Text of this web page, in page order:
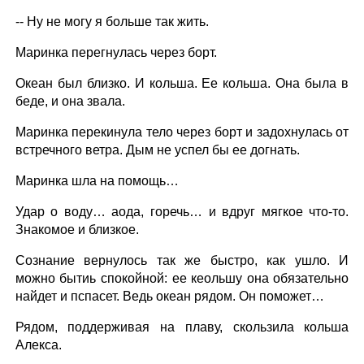
-- Ну не могу я больше так жить.
Маринка перегнулась через борт.
Океан был близко. И кольша. Ее кольша. Она была в
беде, и она звала.
Маринка перекинула тело через борт и задохнулась от
встречного ветра. Дым не успел бы ее догнать.
Маринка шла на помощь…
Удар о воду… аода, горечь… и вдруг мягкое что-то.
Знакомое и близкое.
Сознание вернулось так же быстро, как ушло. И
можно бытиь спокойной: ее кеольшу она обязательно
найдет и пспасет. Ведь океан рядом. Он поможет…
Рядом, поддерживая на плаву, скользила кольша
Алекса.